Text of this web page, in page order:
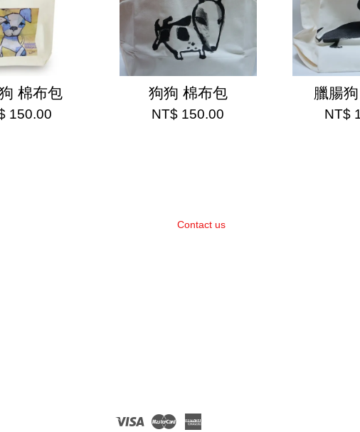
棉布包
150.00
狗狗 棉布包
NT$ 150.00
臘腸
NT$
Contact us
Visa Master